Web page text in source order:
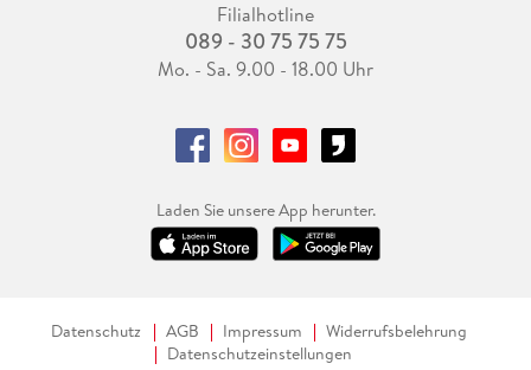
Filialhotline
089 - 30 75 75 75
Mo. - Sa. 9.00 - 18.00 Uhr
Laden Sie unsere App herunter.
Datenschutz AGB Impressum
Widerrufsbelehrung
Datenschutzeinstellungen